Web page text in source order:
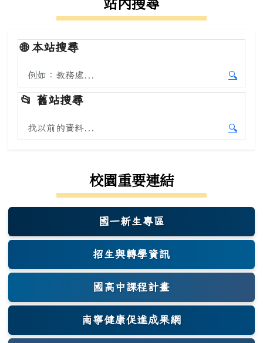
🌐本站搜尋
搜尋本站內容
🔍
開始本
📂 舊站搜尋
搜尋舊站內容
🔍
開始舊
校園重要連結
國一新生專區
(另開新視窗)
招生與轉學資訊
國高中課程計畫
南寧健康促進成果網
(另開新視窗)